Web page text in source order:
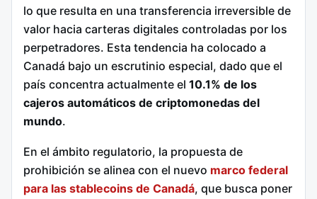
lo que resulta en una transferencia irreversible de
valor hacia carteras digitales controladas por los
perpetradores. Esta tendencia ha colocado a
Canadá bajo un escrutinio especial, dado que el
país concentra actualmente el 10.1% de los
cajeros automáticos de criptomonedas del
mundo.
En el ámbito regulatorio, la propuesta de
prohibición se alinea con el nuevo marco federal
para las stablecoins de Canadá, que busca poner